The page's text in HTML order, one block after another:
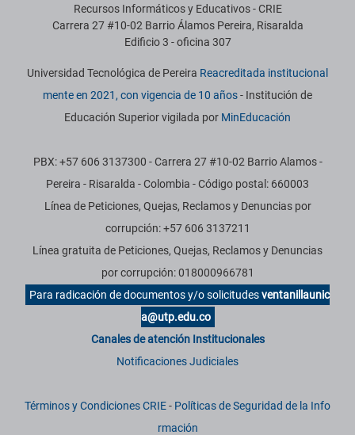
Recursos Informáticos y Educativos - CRIE
Carrera 27 #10-02 Barrio Álamos Pereira, Risaralda
Edificio 3 - oficina 307
Universidad Tecnológica de Pereira Reacreditada institucional
mente en 2021, con vigencia de 10 años- Institución de
Educación Superior vigilada por MinEducación
PBX: +57 606 3137300 - Carrera 27 #10-02 Barrio Alamos -
Pereira - Risaralda - Colombia - Código postal: 660003
Línea de Peticiones, Quejas, Reclamos y Denuncias por
corrupción: +57 606 3137211
Línea gratuita de Peticiones, Quejas, Reclamos y Denuncias
por corrupción: 018000966781
Para radicación de documentos y/o solicitudesventanillaunic
a@utp.edu.co
Canales de atención Institucionales
Notificaciones Judiciales
Términos y Condiciones CRIE- Políticas de Seguridad de la Info
rmación